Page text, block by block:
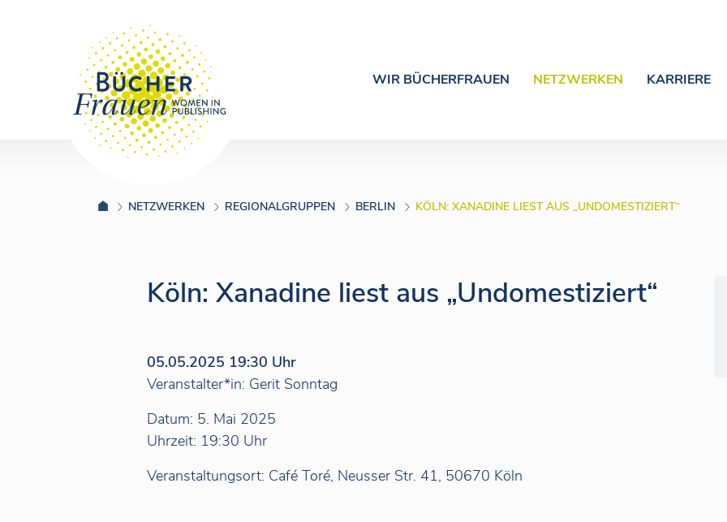
WIR BÜCHERFRAUEN NETZWERKEN KARRIERE
NETZWERKEN REGIONALGRUPPEN BERLIN KÖLN: XANADINE LIEST AUS „UNDOMESTIZIERT“
Köln: Xanadine liest aus „Undomestiziert“
05.05.2025 19:30 Uhr
Veranstalter*in: Gerit Sonntag
Datum: 5. Mai 2025
Uhrzeit: 19:30 Uhr
Veranstaltungsort: Café Toré, Neusser Str. 41, 50670 Köln